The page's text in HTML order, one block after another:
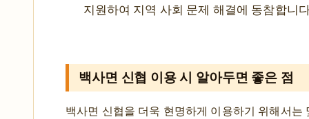
지원하여 지역 사회 문제 해결에 동참합니
백사면 신협 이용 시 알아두면 좋은 점
백사면 신협을 더욱 현명하게 이용하기 위해서는